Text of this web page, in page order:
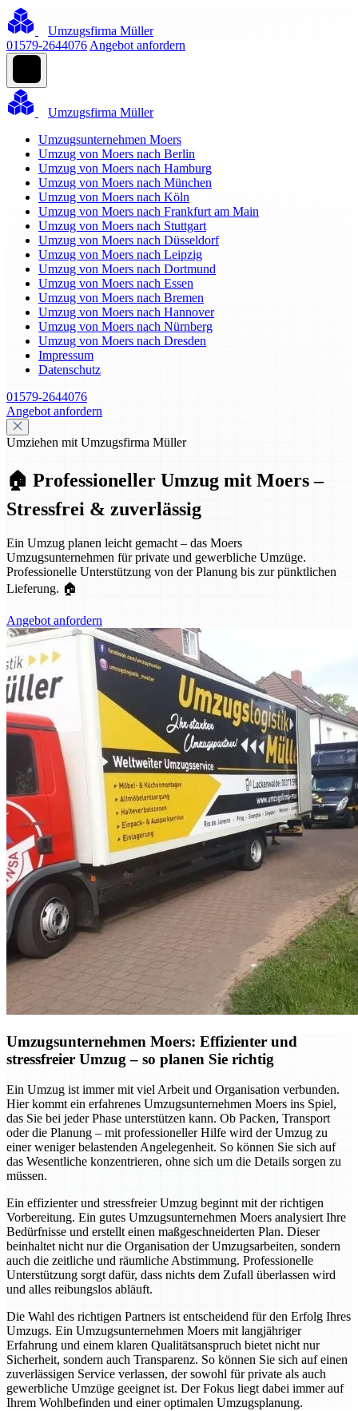
Umzugsfirma Müller
01579-2644076 Angebot anfordern
Umzugsfirma Müller
Umzugsunternehmen Moers
Umzug von Moers nach Berlin
Umzug von Moers nach Hamburg
Umzug von Moers nach München
Umzug von Moers nach Köln
Umzug von Moers nach Frankfurt am Main
Umzug von Moers nach Stuttgart
Umzug von Moers nach Düsseldorf
Umzug von Moers nach Leipzig
Umzug von Moers nach Dortmund
Umzug von Moers nach Essen
Umzug von Moers nach Bremen
Umzug von Moers nach Hannover
Umzug von Moers nach Nürnberg
Umzug von Moers nach Dresden
Impressum
Datenschutz
01579-2644076
Angebot anfordern
Umziehen mit Umzugsfirma Müller
🏠 Professioneller Umzug mit Moers –
Stressfrei & zuverlässig
Ein Umzug planen leicht gemacht – das Moers
Umzugsunternehmen für private und gewerbliche Umzüge.
Professionelle Unterstützung von der Planung bis zur pünktlichen
Lieferung. 🏠
Angebot anfordern
Umzugsunternehmen Moers: Effizienter und
stressfreier Umzug – so planen Sie richtig
Ein Umzug ist immer mit viel Arbeit und Organisation verbunden.
Hier kommt ein erfahrenes Umzugsunternehmen Moers ins Spiel,
das Sie bei jeder Phase unterstützen kann. Ob Packen, Transport
oder die Planung – mit professioneller Hilfe wird der Umzug zu
einer weniger belastenden Angelegenheit. So können Sie sich auf
das Wesentliche konzentrieren, ohne sich um die Details sorgen zu
müssen.
Ein effizienter und stressfreier Umzug beginnt mit der richtigen
Vorbereitung. Ein gutes Umzugsunternehmen Moers analysiert Ihre
Bedürfnisse und erstellt einen maßgeschneiderten Plan. Dieser
beinhaltet nicht nur die Organisation der Umzugsarbeiten, sondern
auch die zeitliche und räumliche Abstimmung. Professionelle
Unterstützung sorgt dafür, dass nichts dem Zufall überlassen wird
und alles reibungslos abläuft.
Die Wahl des richtigen Partners ist entscheidend für den Erfolg Ihres
Umzugs. Ein Umzugsunternehmen Moers mit langjähriger
Erfahrung und einem klaren Qualitätsanspruch bietet nicht nur
Sicherheit, sondern auch Transparenz. So können Sie sich auf einen
zuverlässigen Service verlassen, der sowohl für private als auch
gewerbliche Umzüge geeignet ist. Der Fokus liegt dabei immer auf
Ihrem Wohlbefinden und einer optimalen Umzugsplanung.